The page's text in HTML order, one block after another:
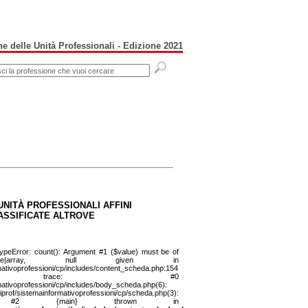
delle Unità Professionali - Edizione 2021
PROFESSIONALI AFFINI
ALTROVE
count(): Argument #1 ($value) must be of
null given in
cp/includes/content_scheda.php:154
trace: #0
cp/includes/body_scheda.php(6):
sistemainformativoprofessioni/cp/scheda.php(3):
#2 {main} thrown in